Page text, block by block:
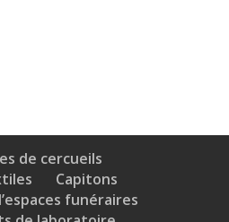
de cercueils
Capitons
funéraires